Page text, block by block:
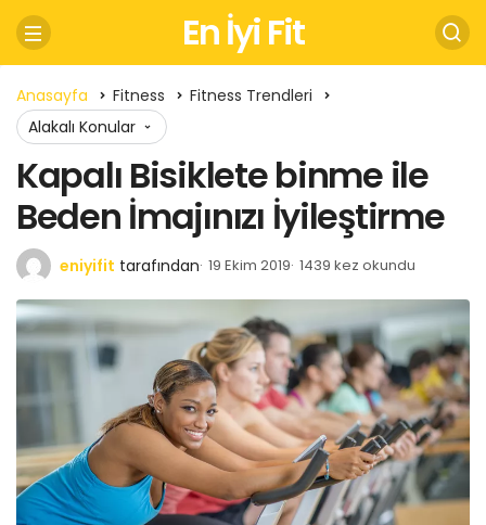
En İyi Fit
Anasayfa Fitness
Fitness Trendleri
Alakalı Konular
Kapalı Bisiklete binme ile
Beden İmajınızı İyileştirme
eniyifit tarafından 19 Ekim 2019 1439 kez okundu